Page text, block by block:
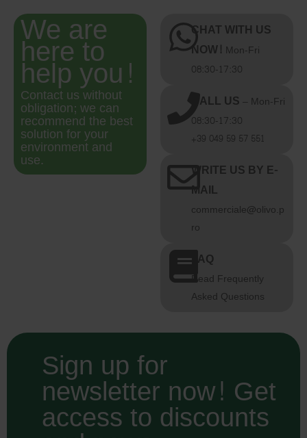
We are
here to
help you!
Contact us without
obligation; we can
recommend the best
solution for your
environment and
use.
CHAT WITH US
NOW! Mon-Fri
08:30-17:30
WRITE US BY E-
MAIL
commerciale@olivo.p
ro
CALL US– Mon-Fri
08:30-17:30
+39 049 59 57 551
FAQ
Read Frequently
Asked Questions
Sign up for
newsletter now! Get
access to discounts